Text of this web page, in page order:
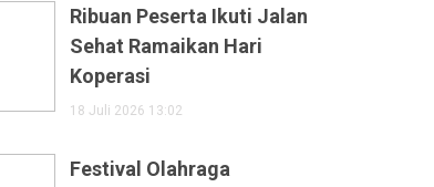
Ribuan Peserta Ikuti Jalan
Sehat Ramaikan Hari
Koperasi
18 Juli 2026 13:02
Festival Olahraga